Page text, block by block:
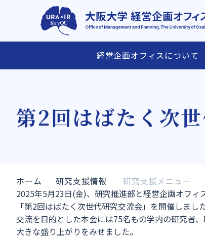
経営企画オフィスについて
ごあいさつ メンバー 沿革 アクセス
研究費・賞の公募スケジュール表 研究支
第2回はばたく次
ホーム 研究支援情報 研究支援メニュー
2025年5月23日(金)、研究推進部と経営企画オフィ
「第2回はばたく次世代研究交流会」を開催しま
交流を目的とした本会には75名もの学内の研究者
大きな盛り上がりをみせました。